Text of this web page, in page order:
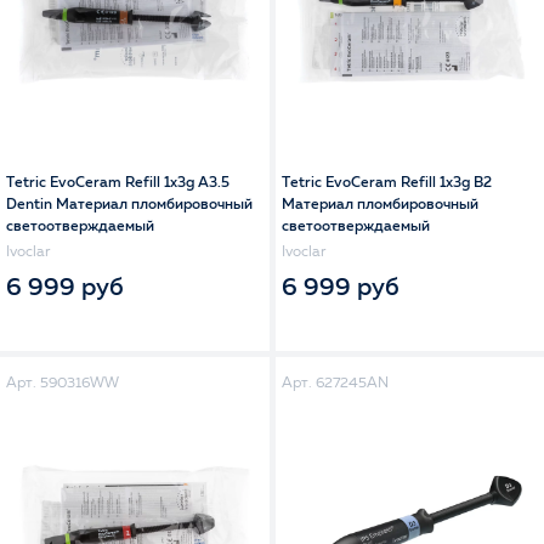
Tetric EvoCeram Refill 1x3g A3.5
Dentin Материал пломбировочный
светоотверждаемый
Ivoclar
6 999 руб
Tetric EvoCeram Refill 1x3g B2
Материал пломбировочный
светоотверждаемый
Ivoclar
6 999 руб
Арт. 590316WW Арт. 627245AN